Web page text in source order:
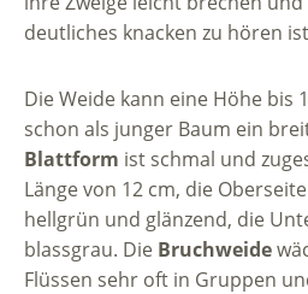
deutliches knacken zu hören
Die Weide kann eine Höhe bis
schon als junger Baum ein
Blattform ist schmal und
Länge von 12 cm, die
hellgrün und glänzend, die
blassgrau. Die Bruchweide
Flüssen sehr oft in Gruppen